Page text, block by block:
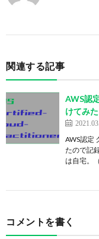
関連する記事
AWS認
けてみた
AWS認定
たので記
は自宅。
コメントを書く